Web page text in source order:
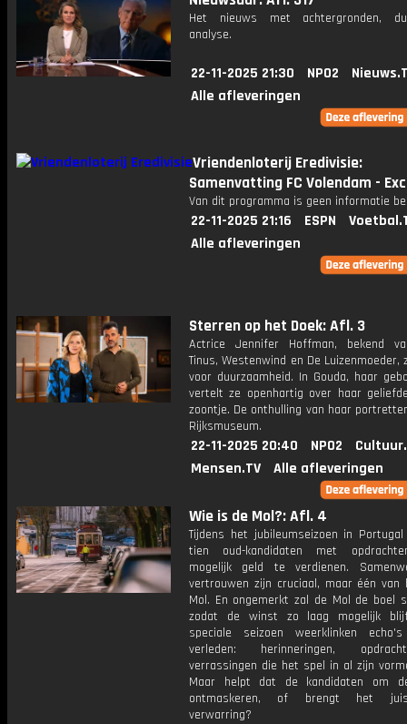
Het nieuws met achtergronden,
analyse.
22-11-2025 21:30 NPO2
Alle afleveringen
Vriendenloterij Eredivisie:
Samenvatting FC Volendam -
Van dit programma is geen informatie
22-11-2025 21:16 ESPN
Alle afleveringen
Sterren op het Doek: Afl. 3
Actrice Jennifer Hoffman, bekend
Tinus, Westenwind en De Luizenmoeder,
voor duurzaamheid. In Gouda, haar
vertelt ze openhartig over haar
zoontje. De onthulling van haar
Rijksmuseum.
22-11-2025 20:40 NPO2
Mensen.TV
Alle afleveringen
Wie is de Mol?: Afl. 4
Tijdens het jubileumseizoen in
tien oud-kandidaten met
mogelijk geld te verdienen.
vertrouwen zijn cruciaal, maar één van
Mol. En ongemerkt zal de Mol de boel
zodat de winst zo laag mogelijk
speciale seizoen weerklinken
verleden: herinneringen,
verrassingen die het spel in al zijn
Maar helpt dat de kandidaten om
ontmaskeren, of brengt het
verwarring?